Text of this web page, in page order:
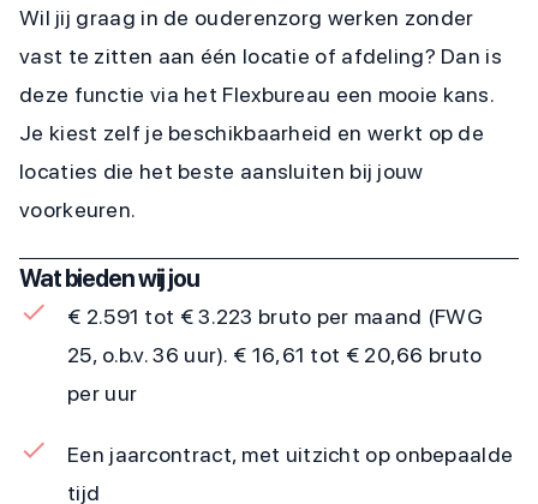
Wil jij graag in de ouderenzorg werken zonder
vast te zitten aan één locatie of afdeling? Dan is
deze functie via het Flexbureau een mooie kans.
Je kiest zelf je beschikbaarheid en werkt op de
locaties die het beste aansluiten bij jouw
voorkeuren.
Wat bieden wij jou
€ 2.591 tot € 3.223 bruto per maand (FWG
25, o.b.v. 36 uur). € 16,61 tot € 20,66 bruto
per uur
Een jaarcontract, met uitzicht op onbepaalde
tijd